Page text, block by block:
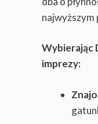
najwyższym
Wybierając
imprezy: